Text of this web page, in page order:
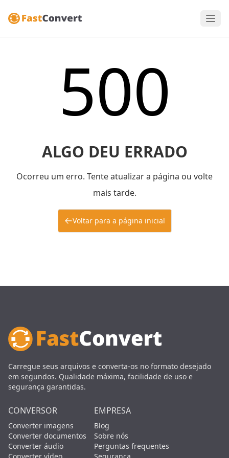
500
ALGO DEU ERRADO
Ocorreu um erro. Tente atualizar a página ou volte
mais tarde.
Voltar para a página inicial
Carregue seus arquivos e converta-os no formato desejado
em segundos. Qualidade máxima, facilidade de uso e
segurança garantidas.
CONVERSOR
Converter imagens
Converter documentos
Converter áudio
EMPRESA
Blog
Sobre nós
Perguntas frequentes